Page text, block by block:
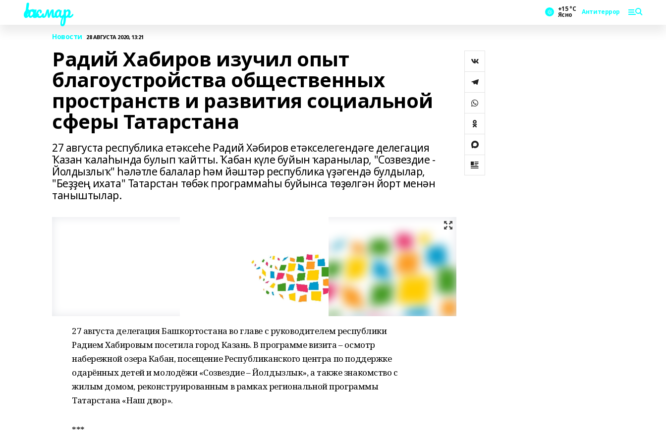
Һаҡмар +15 °С
Ясно Антитеррор
Новости 28 АВГУСТА 2020, 13:21
Радий Хабиров изучил опыт
благоустройства общественных
пространств и развития социальной
сферы Татарстана
27 августа республика етәксеһе Радий Хәбиров етәкселегендәге делегация
Ҡазан ҡалаһында булып ҡайтты. Ҡабан күле буйын ҡаранылар, "Созвездие -
Йолдызлыҡ" һәләтле балалар һәм йәштәр республика үҙәгендә булдылар,
"Беҙҙең ихата" Татарстан төбәк программаһы буйынса төҙөлгән йорт менән
таныштылар.
27 августа делегация Башкортостана во главе с руководителем республики
Радием Хабировым посетила город Казань. В программе визита – осмотр
набережной озера Кабан, посещение Республиканского центра по поддержке
одарённых детей и молодёжи «Созвездие – Йолдызлык», а также знакомство с
жилым домом, реконструированным в рамках региональной программы
Татарстана «Наш двор».
***